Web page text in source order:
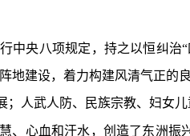
中央八项规定，持之以恒纠
地建设，着力构建风清气正的良
；人武人防、民族宗教、妇女儿
、心血和汗水，创造了东洲